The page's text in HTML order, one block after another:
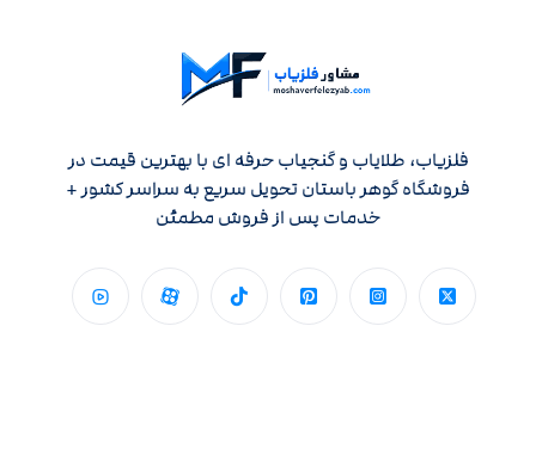
فلزیاب، طلایاب و گنجیاب حرفه ای با بهترین قیمت در
فروشگاه گوهر باستان تحویل سریع به سراسر کشور +
خدمات پس از فروش مطمئن